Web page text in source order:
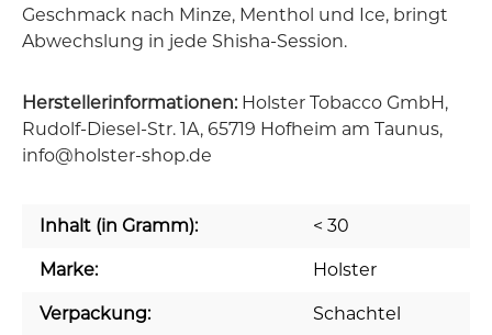
Geschmack nach Minze, Menthol und Ice, bringt
Abwechslung in jede Shisha-Session.
Herstellerinformationen: Holster Tobacco GmbH,
Rudolf-Diesel-Str. 1A, 65719 Hofheim am Taunus,
info@holster-shop.de
Inhalt (in Gramm): < 30
Marke: Holster
Verpackung: Schachtel